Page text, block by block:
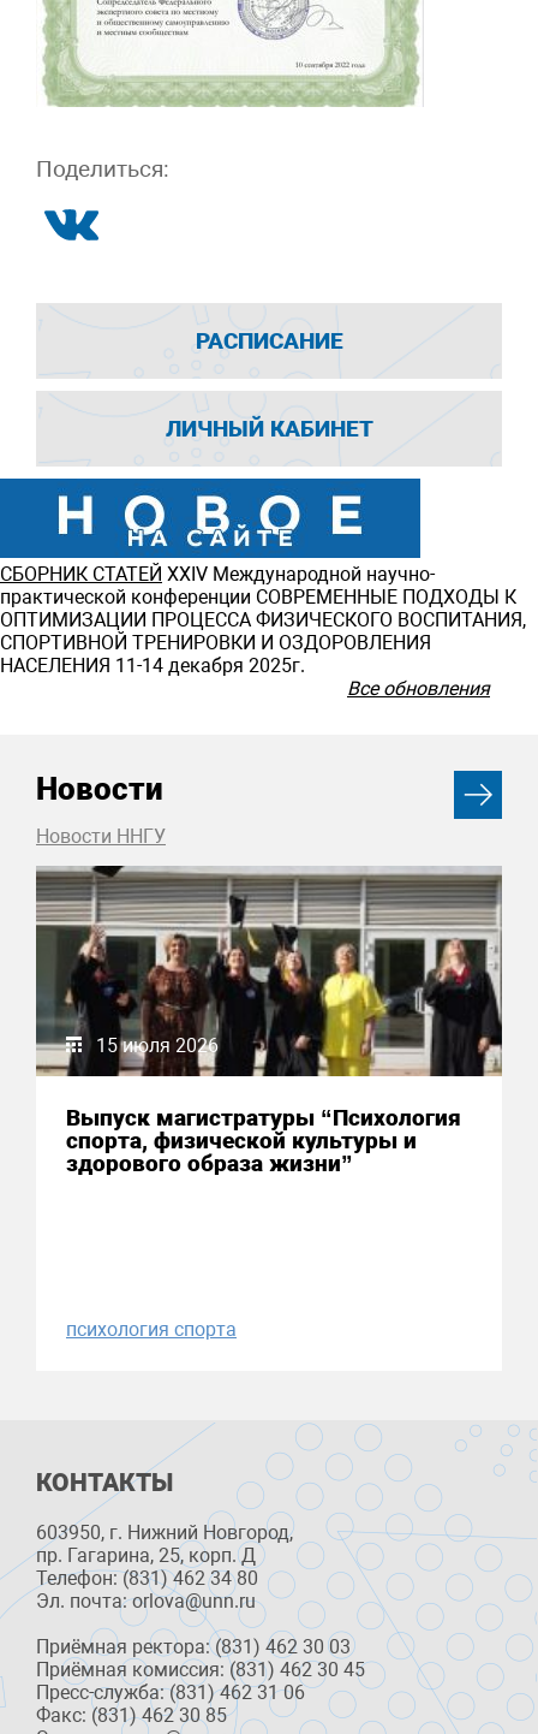
Поделиться:
РАСПИСАНИЕ
ЛИЧНЫЙ КАБИНЕТ
СБОРНИК СТАТЕЙ ХXIV Международной научно-
практической конференции СОВРЕМЕННЫЕ ПОДХОДЫ К
ОПТИМИЗАЦИИ ПРОЦЕССА ФИЗИЧЕСКОГО ВОСПИТАНИЯ,
СПОРТИВНОЙ ТРЕНИРОВКИ И ОЗДОРОВЛЕНИЯ
НАСЕЛЕНИЯ 11-14 декабря 2025г.
Все обновления
Новости
Новости ННГУ
15 июля 2026
Выпуск магистратуры “Психология
спорта, физической культуры и
здорового образа жизни”
психология спорта
КОНТАКТЫ
603950, г. Нижний Новгород,
пр. Гагарина, 25, корп. Д
Телефон: (831) 462 34 80
Эл. почта: orlova@unn.ru
Приёмная ректора: (831) 462 30 03
Приёмная комиссия: (831) 462 30 45
Пресс-служба: (831) 462 31 06
Факс: (831) 462 30 85